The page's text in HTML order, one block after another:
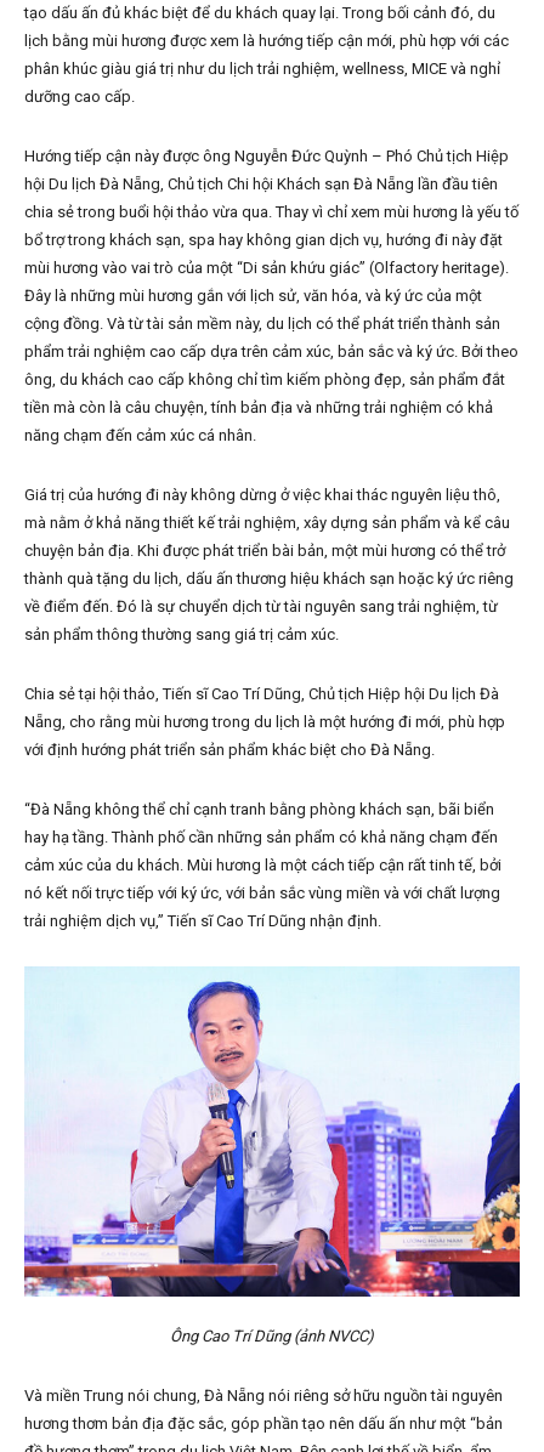
tạo dấu ấn đủ khác biệt để du khách quay lại. Trong bối cảnh đó, du
lịch bằng mùi hương được xem là hướng tiếp cận mới, phù hợp với các
phân khúc giàu giá trị như du lịch trải nghiệm, wellness, MICE và nghỉ
dưỡng cao cấp.
Hướng tiếp cận này được ông Nguyễn Đức Quỳnh – Phó Chủ tịch Hiệp
hội Du lịch Đà Nẵng, Chủ tịch Chi hội Khách sạn Đà Nẵng lần đầu tiên
chia sẻ trong buổi hội thảo vừa qua. Thay vì chỉ xem mùi hương là yếu tố
bổ trợ trong khách sạn, spa hay không gian dịch vụ, hướng đi này đặt
mùi hương vào vai trò của một “Di sản khứu giác” (Olfactory heritage).
Đây là những mùi hương gắn với lịch sử, văn hóa, và ký ức của một
cộng đồng. Và từ tài sản mềm này, du lịch có thể phát triển thành sản
phẩm trải nghiệm cao cấp dựa trên cảm xúc, bản sắc và ký ức. Bởi theo
ông, du khách cao cấp không chỉ tìm kiếm phòng đẹp, sản phẩm đắt
tiền mà còn là câu chuyện, tính bản địa và những trải nghiệm có khả
năng chạm đến cảm xúc cá nhân.
Giá trị của hướng đi này không dừng ở việc khai thác nguyên liệu thô,
mà nằm ở khả năng thiết kế trải nghiệm, xây dựng sản phẩm và kể câu
chuyện bản địa. Khi được phát triển bài bản, một mùi hương có thể trở
thành quà tặng du lịch, dấu ấn thương hiệu khách sạn hoặc ký ức riêng
về điểm đến. Đó là sự chuyển dịch từ tài nguyên sang trải nghiệm, từ
sản phẩm thông thường sang giá trị cảm xúc.
Chia sẻ tại hội thảo, Tiến sĩ Cao Trí Dũng, Chủ tịch Hiệp hội Du lịch Đà
Nẵng, cho rằng mùi hương trong du lịch là một hướng đi mới, phù hợp
với định hướng phát triển sản phẩm khác biệt cho Đà Nẵng.
“Đà Nẵng không thể chỉ cạnh tranh bằng phòng khách sạn, bãi biển
hay hạ tầng. Thành phố cần những sản phẩm có khả năng chạm đến
cảm xúc của du khách. Mùi hương là một cách tiếp cận rất tinh tế, bởi
nó kết nối trực tiếp với ký ức, với bản sắc vùng miền và với chất lượng
trải nghiệm dịch vụ,” Tiến sĩ Cao Trí Dũng nhận định.
Ông Cao Trí Dũng (ảnh NVCC)
Và miền Trung nói chung, Đà Nẵng nói riêng sở hữu nguồn tài nguyên
hương thơm bản địa đặc sắc, góp phần tạo nên dấu ấn như một “bản